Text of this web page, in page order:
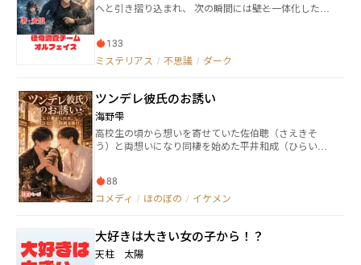
上に呼応するような小さな光を「追加」し、「ノイズ
あたしは新たな興奮を覚える。 さらにあたしは「意図
的なノイズ」として曖昧なCSVデータを処理する混沌
としたスクリプトを見せると、カレシはあたしの主観
私が自身の『ノイズ』を加え始めたら？」とさらなる
変化を示唆する。 ついにカレシは、彼自身の「ノイ
ズ」―修復不能な「壊れたコード」―をあたしに開示
する。彼もまた完璧を求められ苦しんでいたのだ。あ
たしはそれを技術的に修正するのではなく、彼の苦悩
れに心を動かされたカレシとあたしは、初めてお互い
の弱さを共有する。二人は完璧さではなく、互いの
「ノイズ」を聴き、「バグ」を慈しみながら、未完成
一方的な快感から相互理解へと関係は昇華し、終わり
なき「ラブソング」が始まる。
へと引き摺り込まれ、 次の瞬間には――壁と一体化した死
消える。 科学捜査も、警視庁も、完全に行き詰まった
この怪事件。 派遣されたのは、警察学校を出たばかり
奇現象専門の非公式組織――怪奇調査チーム〈オルフェイ
ス〉。 灯を出迎えたのは、 名乗りもせず、無駄な会話
を一切拒む男――黒曜玲音。 飛び級でアメリカの大学へ進
み、国家から“超天才”と認定された男。 だが彼は、人
間関係も生活も切り捨て、 食事すら「栄養補給」と割
人は壁を抜けているのではない。 人間と壁が、同じ位
相に落ちたのだ――と。 エルドリッジ号事件。 テスラの未
公開理論。 現実と非現実の境界が崩れたとき、 人は
は――君次第だ、と。 壁の奥から悲鳴が上がる。 理屈を超
えた怪異が、今まさに人を呑み込もうとしている。 常
133
ミステリアス / 不思議 / ダーク
ツンデレ彼氏のお誘い
海野雫
高校生の頃から想いを寄せていた佐伯聰（さえきそ
う）と両想いになり同棲を始めた平井和成（ひらいか
備をしていたら、佐伯が急に「出かけるぞ」と言い出
して、出かけることになり……。
88
コメディ / ほのぼの / イケメン
大好きは大きい女の子から！？
天柱 太陽